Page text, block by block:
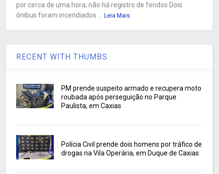
por cerca de uma hora; não há registro de feridos Dois
ônibus foram incendiados ...
Leia Mais
RECENT WITH THUMBS
PM prende suspeito armado e recupera moto
roubada após perseguição no Parque
Paulista, em Caxias
Polícia Civil prende dois homens por tráfico de
drogas na Vila Operária, em Duque de Caxias